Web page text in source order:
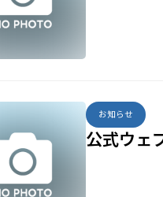
公式ウェ
お知らせ